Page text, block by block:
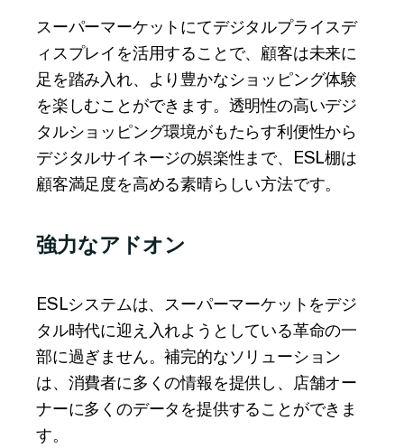
スーパーマーケットにてデジタルプライスデ
ィスプレイを活用することで、顧客は未来に
足を踏み入れ、より豊かなショッピング体験
を楽しむことができます。透明性の高いデジ
タルショッピング環境がもたらす利便性から
デジタルサイネージの娯楽性まで、ESL棚は
顧客満足度を高める素晴らしい方法です。
強力なアドオン
ESLシステムは、スーパーマーケットをデジ
タル時代に迎え入れようとしている革命の一
部に過ぎません。補完的なソリューション
は、消費者に多くの情報を提供し、店舗オー
ナーに多くのデータを提供することができま
す。